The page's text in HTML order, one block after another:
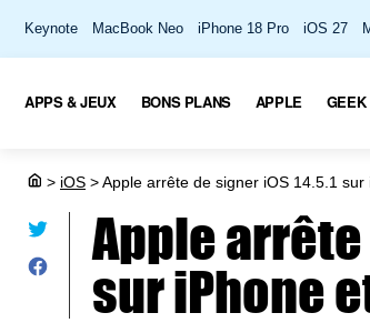
Keynote MacBook Neo iPhone 18 Pro iOS 27
APPS & JEUX BONS PLANS APPLE GEEK
> iOS >Apple arrête de signer iOS 14.5.1 sur
Apple arrête
sur iPhone